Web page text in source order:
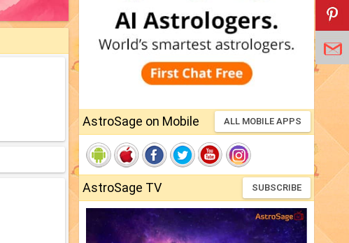
AstroSage on Mobile ALL MOBILE APPS
AstroSage TV SUBSCRIBE